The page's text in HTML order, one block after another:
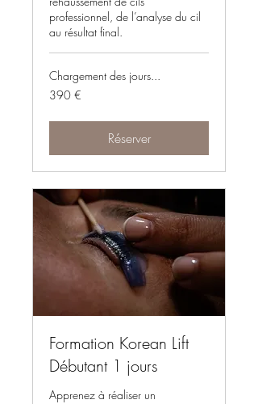
professionnel, de l’analyse du cil
au résultat final.
Chargement des jours...
390
euros
390 €
Réserver
Formation Korean Lift
Débutant 1 jours
Apprenez à réaliser un